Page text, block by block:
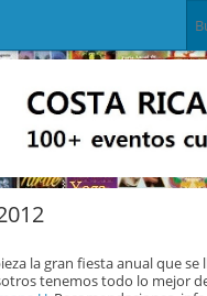
la gran fiesta anual que se
tenemos todo lo mejor